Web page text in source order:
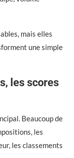
mais elles
une simple
les scores
Beaucoup de
les
les classements